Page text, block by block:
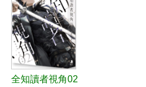
全知讀者視角02